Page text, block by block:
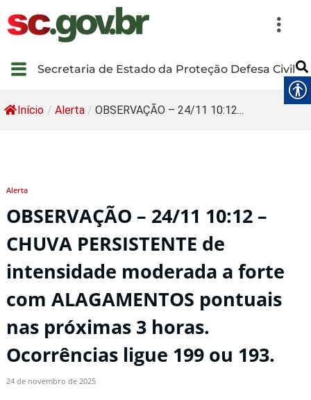
Secretaria de Estado da Proteção Defesa Civil
Início / Alerta / OBSERVAÇÃO – 24/11 10:12...
Alerta
OBSERVAÇÃO – 24/11 10:12 –
CHUVA PERSISTENTE de
intensidade moderada a forte
com ALAGAMENTOS pontuais
nas próximas 3 horas.
Ocorrências ligue 199 ou 193.
24 de novembro de 2025